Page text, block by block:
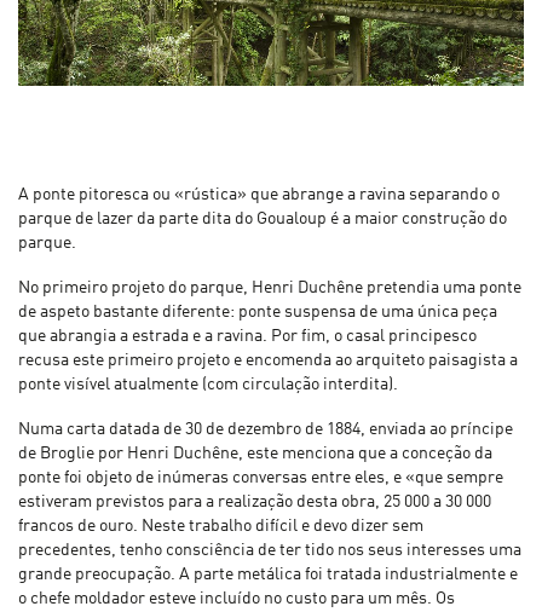
A ponte pitoresca ou «rústica» que abrange a ravina separando o
parque de lazer da parte dita do Goualoup é a maior construção do
parque.
No primeiro projeto do parque, Henri Duchêne pretendia uma ponte
de aspeto bastante diferente: ponte suspensa de uma única peça
que abrangia a estrada e a ravina. Por fim, o casal principesco
recusa este primeiro projeto e encomenda ao arquiteto paisagista a
ponte visível atualmente (com circulação interdita).
Numa carta datada de 30 de dezembro de 1884, enviada ao príncipe
de Broglie por Henri Duchêne, este menciona que a conceção da
ponte foi objeto de inúmeras conversas entre eles, e «que sempre
estiveram previstos para a realização desta obra, 25 000 a 30 000
francos de ouro. Neste trabalho difícil e devo dizer sem
precedentes, tenho consciência de ter tido nos seus interesses uma
grande preocupação. A parte metálica foi tratada industrialmente e
o chefe moldador esteve incluído no custo para um mês. Os